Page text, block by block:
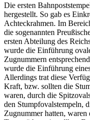
Die ersten
hergestellt. So gab es
Achteckrahmen. Im
die sogenannten
ersten Abteilung des
wurde die Einführung
Zugnummern
wurde die Einführung
Allerdings trat diese
Kraft, bzw. sollten die
waren, durch die
den Stumpfovalstempeln,
Zugnummer hatten,